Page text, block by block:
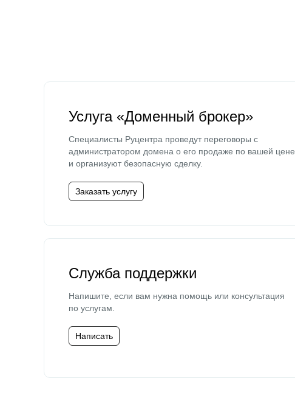
Услуга «Доменный брокер»
Специалисты Руцентра проведут переговоры с
администратором домена о его продаже по вашей цене
и организуют безопасную сделку.
Заказать услугу
Служба поддержки
Напишите, если вам нужна помощь или консультация
по услугам.
Написать